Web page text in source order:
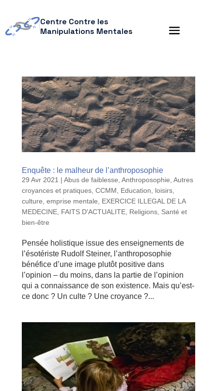
Centre Contre les
Manipulations Mentales
Enquête : le malheur de l’anthroposophie
29 Avr 2021 | Abus de faiblesse Anthroposophie Autres
croyances et pratiques, CCMM
Education, loisirs,
culture emprise mentale
EXERCICE ILLEGAL DE LA
MEDECINE, FAITS D'ACTUALITE, Religions, Santé et
bien-être
Pensée holistique issue des enseignements de
l’ésotériste Rudolf Steiner, l’anthroposophie
bénéfice d’une image plutôt positive dans
l’opinion – du moins, dans la partie de l’opinion
qui a connaissance de son existence. Mais qu’est-
ce donc ? Un culte ? Une croyance ?...